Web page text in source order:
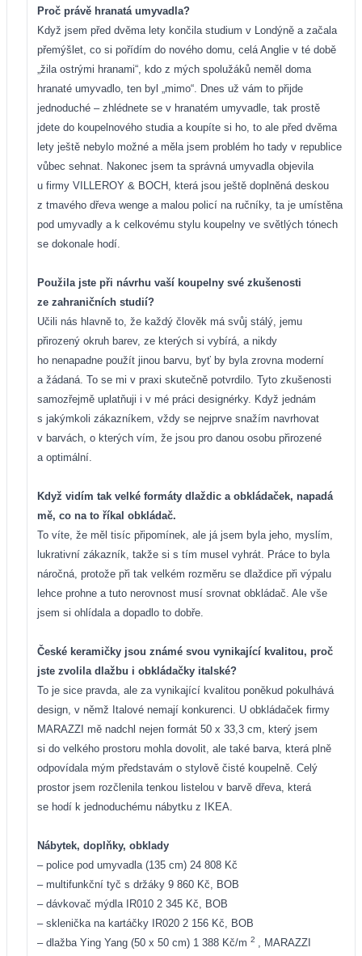
Proč právě hranatá umyvadla?
Když jsem před dvěma lety končila studium v Londýně a začala
přemýšlet, co si pořídím do nového domu, celá Anglie v té době
„žila ostrými hranami“, kdo z mých spolužáků neměl doma
hranaté umyvadlo, ten byl „mimo“. Dnes už vám to přijde
jednoduché – zhlédnete se v hranatém umyvadle, tak prostě
jdete do koupelnového studia a koupíte si ho, to ale před dvěma
lety ještě nebylo možné a měla jsem problém ho tady v republice
vůbec sehnat. Nakonec jsem ta správná umyvadla objevila
u firmy VILLEROY & BOCH, která jsou ještě doplněná deskou
z tmavého dřeva wenge a malou policí na ručníky, ta je umístěna
pod umyvadly a k celkovému stylu koupelny ve světlých tónech
se dokonale hodí.
Použila jste při návrhu vaší koupelny své zkušenosti
ze zahraničních studií?
Učili nás hlavně to, že každý člověk má svůj stálý, jemu
přirozený okruh barev, ze kterých si vybírá, a nikdy
ho nenapadne použít jinou barvu, byť by byla zrovna moderní
a žádaná. To se mi v praxi skutečně potvrdilo. Tyto zkušenosti
samozřejmě uplatňuji i v mé práci designérky. Když jednám
s jakýmkoli zákazníkem, vždy se nejprve snažím navrhovat
v barvách, o kterých vím, že jsou pro danou osobu přirozené
a optimální.
Když vidím tak velké formáty dlaždic a obkládaček, napadá
mě, co na to říkal obkládač.
To víte, že měl tisíc připomínek, ale já jsem byla jeho, myslím,
lukrativní zákazník, takže si s tím musel vyhrát. Práce to byla
náročná, protože při tak velkém rozměru se dlaždice při výpalu
lehce prohne a tuto nerovnost musí srovnat obkládač. Ale vše
jsem si ohlídala a dopadlo to dobře.
České keramičky jsou známé svou vynikající kvalitou, proč
jste zvolila dlažbu i obkládačky italské?
To je sice pravda, ale za vynikající kvalitou poněkud pokulhává
design, v němž Italové nemají konkurenci. U obkládaček firmy
MARAZZI mě nadchl nejen formát 50 x 33,3 cm, který jsem
si do velkého prostoru mohla dovolit, ale také barva, která plně
odpovídala mým představám o stylově čisté koupelně. Celý
prostor jsem rozčlenila tenkou listelou v barvě dřeva, která
se hodí k jednoduchému nábytku z IKEA.
Nábytek, doplňky, obklady
– police pod umyvadla (135 cm) 24 808 Kč
– multifunkční tyč s držáky 9 860 Kč, BOB
– dávkovač mýdla IR010 2 345 Kč, BOB
– sklenička na kartáčky IR020 2 156 Kč, BOB
– dlažba Ying Yang (50 x 50 cm) 1 388 Kč/m 2
, MARAZZI